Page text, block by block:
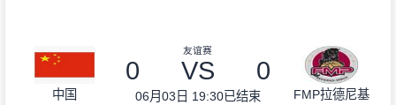
中国
友谊赛
0 VS 0
06月03日 19:30已结束 FMP拉德尼基